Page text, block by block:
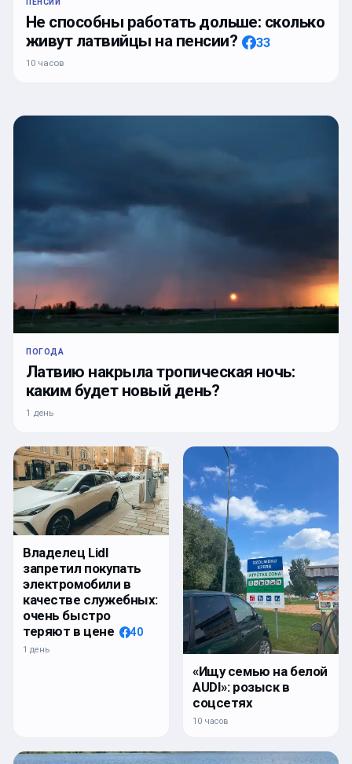
ПЕНСИИ
Не способны работать дольше: сколько
живут латвийцы на пенсии?
33
10 часов
ПОГОДА
Латвию накрыла тропическая ночь:
каким будет новый день?
1 день
Владелец Lidl
запретил покупать
электромобили в
качестве служебных:
очень быстро
теряют в цене
40
1 день
«Ищу семью на белой
AUDI»: розыск в
соцсетях
10 часов